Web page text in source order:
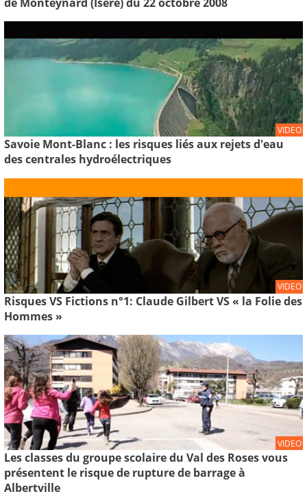
VIDEO
Savoie Mont-Blanc : les risques liés aux rejets d'eau
des centrales hydroélectriques
VIDEO
Risques VS Fictions n°1: Claude Gilbert VS « la Folie des
Hommes »
VIDEO
Les classes du groupe scolaire du Val des Roses vous
présentent le risque de rupture de barrage à
Albertville